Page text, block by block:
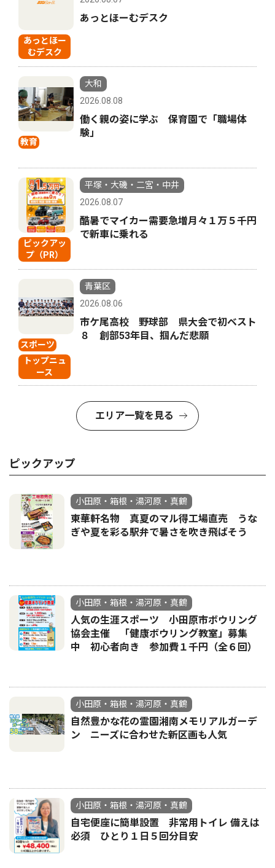
あっとほー
むデスク
あっとほーむデスク
教育
大和
2026.08.08
働く親の姿に学ぶ 保育園で「職場体
験」
ピックアッ
プ（PR）
平塚・大磯・二宮・中井
2026.08.07
酷暑でマイカー需要急増月々１万５千円
で新車に乗れる
スポーツ
トップニュ
ース
青葉区
2026.08.06
市ケ尾高校 野球部 県大会で初ベスト
８ 創部53年目、掴んだ悲願
エリア一覧を見る
ピックアップ
小田原・箱根・湯河原・真鶴
東華軒名物 真夏のマル得工場直売 うな
ぎや夏を彩る駅弁で暑さを吹き飛ばそう
小田原・箱根・湯河原・真鶴
人気の生涯スポーツ 小田原市ボウリング
協会主催 「健康ボウリング教室」募集
中 初心者向き 参加費１千円（全６回）
小田原・箱根・湯河原・真鶴
自然豊かな花の霊園湘南メモリアルガーデ
ン ニーズに合わせた新区画も人気
小田原・箱根・湯河原・真鶴
自宅便座に簡単設置 非常用トイレ 備えは
必須 ひとり１日５回分目安